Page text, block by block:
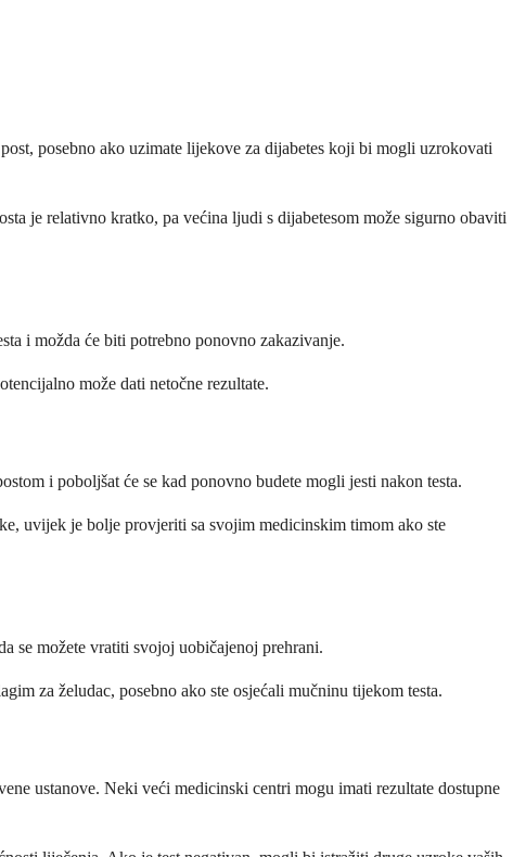
posebno ako uzimate lijekove za dijabetes koji bi mogli uzrokovati
je relativno kratko, pa većina ljudi s dijabetesom može sigurno obaviti
i možda će biti potrebno ponovno zakazivanje.
može dati netočne rezultate.
i poboljšat će se kad ponovno budete mogli jesti nakon testa.
uvijek je bolje provjeriti sa svojim medicinskim timom ako ste
se možete vratiti svojoj uobičajenoj prehrani.
za želudac, posebno ako ste osjećali mučninu tijekom testa.
ustanove. Neki veći medicinski centri mogu imati rezultate dostupne